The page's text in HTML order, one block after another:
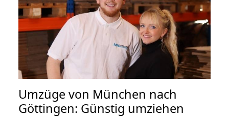
Umzüge von München nach
Göttingen: Günstig umziehen